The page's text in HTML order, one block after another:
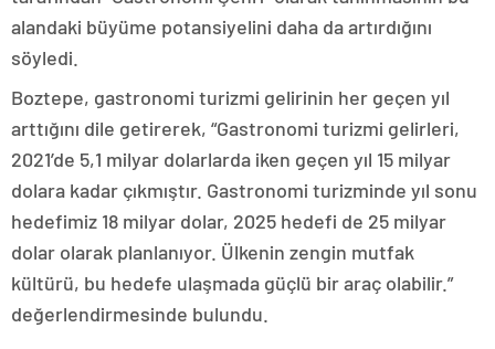
alandaki büyüme potansiyelini daha da artırdığını
söyledi.
Boztepe, gastronomi turizmi gelirinin her geçen yıl
arttığını dile getirerek, “Gastronomi turizmi gelirleri,
2021’de 5,1 milyar dolarlarda iken geçen yıl 15 milyar
dolara kadar çıkmıştır. Gastronomi turizminde yıl sonu
hedefimiz 18 milyar dolar, 2025 hedefi de 25 milyar
dolar olarak planlanıyor. Ülkenin zengin mutfak
kültürü, bu hedefe ulaşmada güçlü bir araç olabilir.”
değerlendirmesinde bulundu.